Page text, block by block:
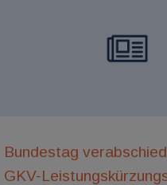
Bundestag
GKV-